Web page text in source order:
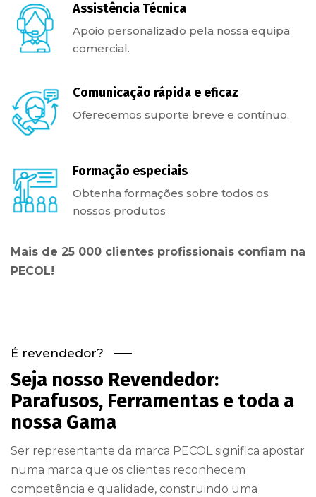
Assistência Técnica
Apoio personalizado pela nossa equipa
comercial.
Comunicação rápida e eficaz
Oferecemos suporte breve e contínuo.
Formação especiais
Obtenha formações sobre todos os
nossos produtos
Mais de 25 000 clientes profissionais confiam na
PECOL!
É revendedor?
Seja nosso Revendedor:
Parafusos, Ferramentas e toda a
nossa Gama
Ser representante da marca PECOL significa apostar
numa marca que os clientes reconhecem
competência e qualidade, construindo uma